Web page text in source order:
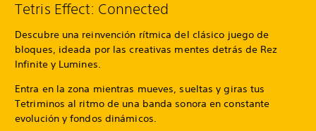
Tetris Effect: Connected
Descubre una reinvención rítmica del clásico juego de
bloques, ideada por las creativas mentes detrás de Rez
Infinite y Lumines.
Entra en la zona mientras mueves, sueltas y giras tus
Tetriminos al ritmo de una banda sonora en constante
evolución y fondos dinámicos.